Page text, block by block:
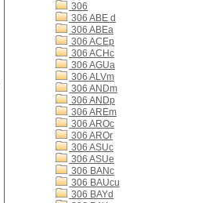
306
306 ABE d
306 ABEa
306 ACEp
306 ACHc
306 AGUa
306 ALVm
306 ANDm
306 ANDp
306 AREm
306 AROc
306 AROr
306 ASUc
306 ASUe
306 BANc
306 BAUcu
306 BAYd